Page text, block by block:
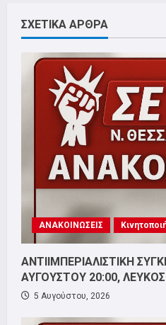
ΣΧΕΤΙΚΑ ΑΡΘΡΑ
ΑΝΑΚΟΙΝΩΣΕΙΣ
ΑΝΤΙΙΜΠΕΡΙΑΛΙΣΤΙΚΗ
ΑΥΓΟΥΣΤΟΥ 20:00,
5 Αυγούστου, 2026